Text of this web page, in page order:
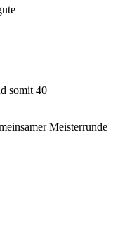
somit 40
Meisterrunde